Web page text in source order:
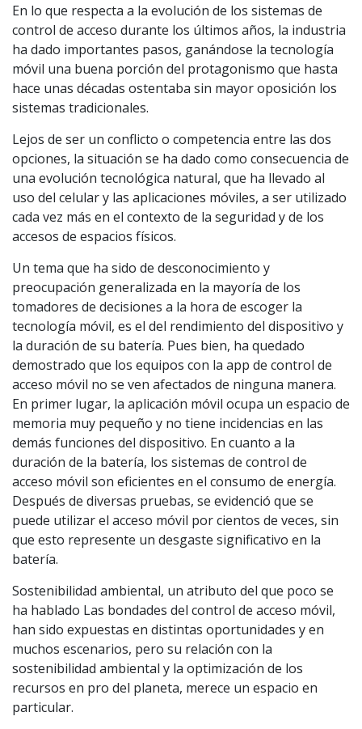
En lo que respecta a la evolución de los sistemas de
control de acceso durante los últimos años, la industria
ha dado importantes pasos, ganándose la tecnología
móvil una buena porción del protagonismo que hasta
hace unas décadas ostentaba sin mayor oposición los
sistemas tradicionales.
Lejos de ser un conflicto o competencia entre las dos
opciones, la situación se ha dado como consecuencia de
una evolución tecnológica natural, que ha llevado al
uso del celular y las aplicaciones móviles, a ser utilizado
cada vez más en el contexto de la seguridad y de los
accesos de espacios físicos.
Un tema que ha sido de desconocimiento y
preocupación generalizada en la mayoría de los
tomadores de decisiones a la hora de escoger la
tecnología móvil, es el del rendimiento del dispositivo y
la duración de su batería. Pues bien, ha quedado
demostrado que los equipos con la app de control de
acceso móvil no se ven afectados de ninguna manera.
En primer lugar, la aplicación móvil ocupa un espacio de
memoria muy pequeño y no tiene incidencias en las
demás funciones del dispositivo. En cuanto a la
duración de la batería, los sistemas de control de
acceso móvil son eficientes en el consumo de energía.
Después de diversas pruebas, se evidenció que se
puede utilizar el acceso móvil por cientos de veces, sin
que esto represente un desgaste significativo en la
batería.
Sostenibilidad ambiental, un atributo del que poco se
ha hablado Las bondades del control de acceso móvil,
han sido expuestas en distintas oportunidades y en
muchos escenarios, pero su relación con la
sostenibilidad ambiental y la optimización de los
recursos en pro del planeta, merece un espacio en
particular.